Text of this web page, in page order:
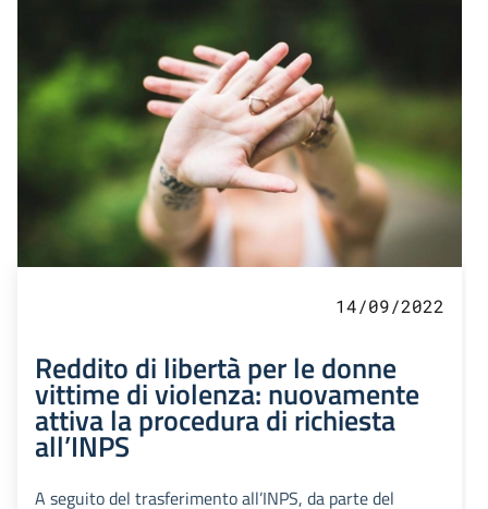
14/09/2022
Reddito di libertà per le donne
vittime di violenza: nuovamente
attiva la procedura di richiesta
all’INPS
A seguito del trasferimento all’INPS, da parte del